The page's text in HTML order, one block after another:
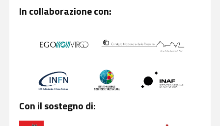
In collaborazione con:
Con il sostegno di: